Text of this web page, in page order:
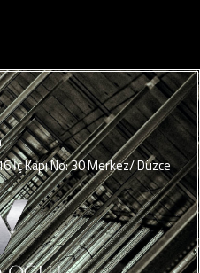
İç Kapı No: 30 Merkez/ Düzce